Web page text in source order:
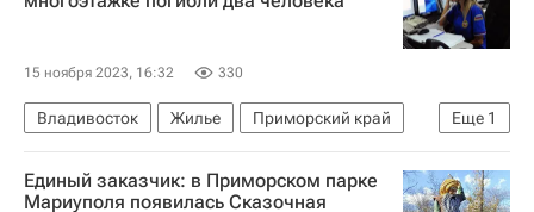
15 ноября 2023, 16:32 330
Еще 1
Владивосток Жилье
Приморский край
Происшествия
Единый заказчик: в Приморском парке
Мариуполя появилась Сказочная